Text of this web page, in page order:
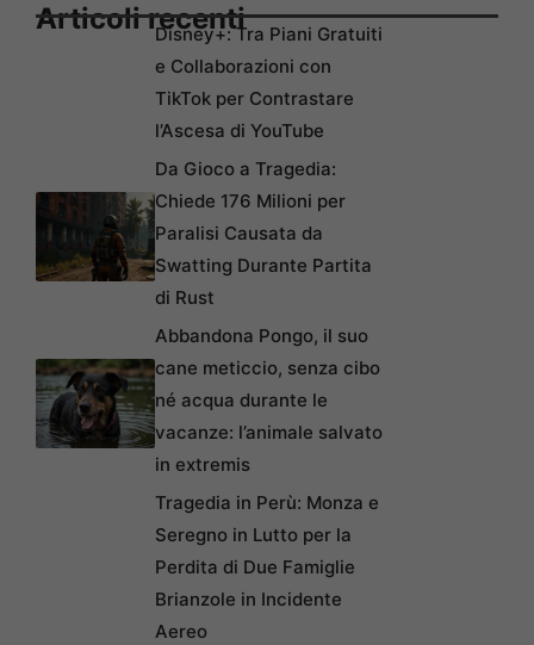
Articoli recentiDisney+: Tra Piani Gratuiti
e Collaborazioni con
TikTok per Contrastare
l’Ascesa di YouTube
Da Gioco a Tragedia:
Chiede 176 Milioni per
Paralisi Causata da
Swatting Durante Partita
di Rust
Abbandona Pongo, il suo
cane meticcio, senza cibo
né acqua durante le
vacanze: l’animale salvato
in extremis
Tragedia in Perù: Monza e
Seregno in Lutto per la
Perdita di Due Famiglie
Brianzole in Incidente
Aereo